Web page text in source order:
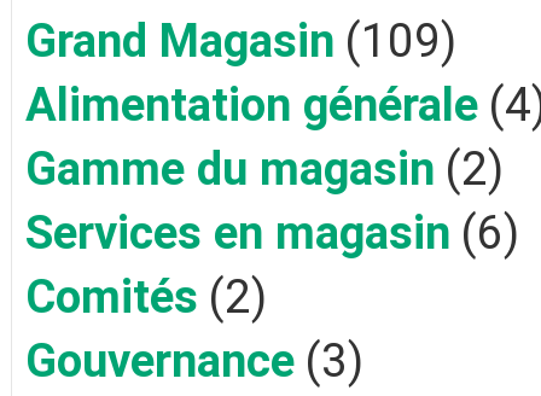
Grand Magasin (109)
Alimentation générale
Gamme du magasin (2)
Services en magasin (6)
Comités (2)
Gouvernance (3)